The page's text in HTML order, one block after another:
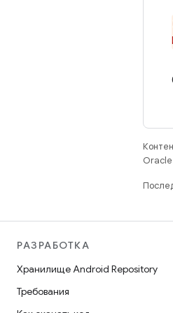
РАЗРАБОТКА
Хранилище Android Repository
Требования